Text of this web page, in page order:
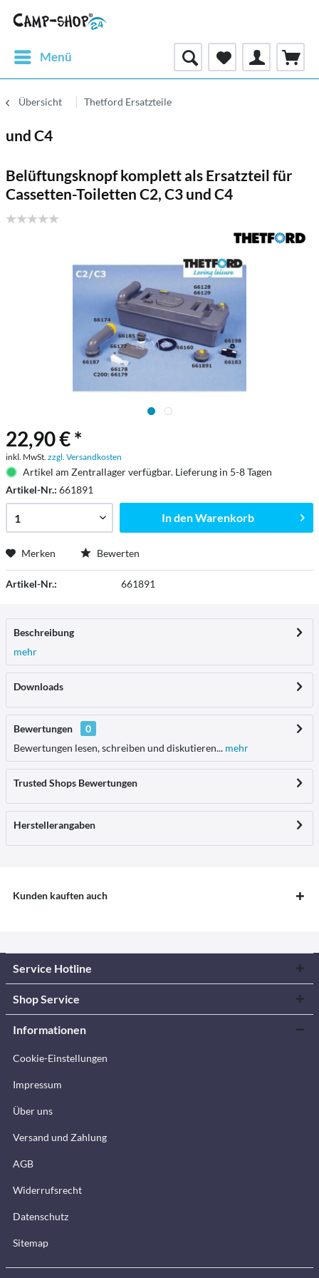
Menü
Übersicht Thetford Ersatzteile
und C4
Belüftungsknopf komplett als Ersatzteil für
Cassetten-Toiletten C2, C3 und C4
22,90 € *
inkl. MwSt. zzgl. Versandkosten
Artikel am Zentrallager verfügbar. Lieferung in 5-8 Tagen
Artikel-Nr.: 661891
In denWarenkorb
Merken Bewerten
Artikel-Nr.: 661891
Beschreibung
mehr
Downloads
Bewertungen
0
Bewertungen lesen, schreiben und diskutieren... mehr
Trusted Shops Bewertungen
Herstellerangaben
Kunden kauften auch
Service Hotline
Shop Service
Informationen
Cookie-Einstellungen
Impressum
Über uns
Versand und Zahlung
AGB
Widerrufsrecht
Datenschutz
Sitemap